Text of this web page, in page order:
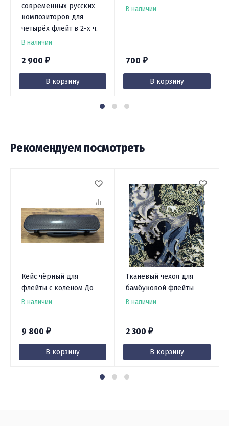
современных русских
композиторов для
четырёх флейт в 2-х ч.
В наличии
2 900 ₽
В корзину
В наличии
700 ₽
В корзину
Рекомендуем посмотреть
Кейс чёрный для
флейты с коленом До
В наличии
9 800 ₽
В корзину
Тканевый чехол для
бамбуковой флейты
В наличии
2 300 ₽
В корзину